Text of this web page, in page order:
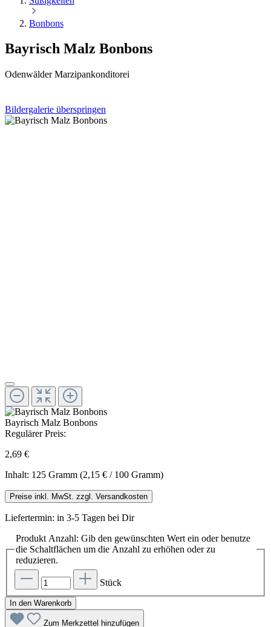
Bonbons
Bayrisch Malz Bonbons
Odenwälder Marzipankonditorei
Bildergalerie überspringen
Bayrisch Malz Bonbons
Regulärer Preis:
2,69 €
Inhalt: 125 Gramm (2,15 € / 100 Gramm)
Preise inkl. MwSt. zzgl. Versandkosten
Liefertermin: in 3-5 Tagen bei Dir
Produkt Anzahl: Gib den gewünschten Wert ein oder benutze
die Schaltflächen um die Anzahl zu erhöhen oder zu
reduzieren.
Stück
In den Warenkorb
Zum Merkzettel hinzufügen